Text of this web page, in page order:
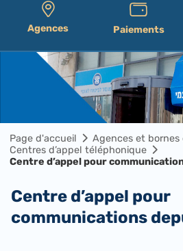
Agences Paiements
Page d'accueil
Agences et bornes
Centres d’appel téléphonique
Centre d’appel pour
Centre d’appel pour
communications